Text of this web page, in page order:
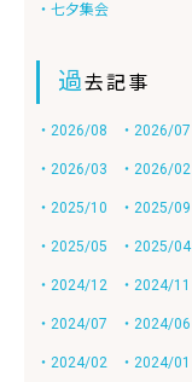
・七夕集会
過去記事
・2026/08 ・2026/07
・2026/03 ・2026/02
・2025/10 ・2025/09
・2025/05 ・2025/04
・2024/12 ・2024/11
・2024/07 ・2024/06
・2024/02 ・2024/01